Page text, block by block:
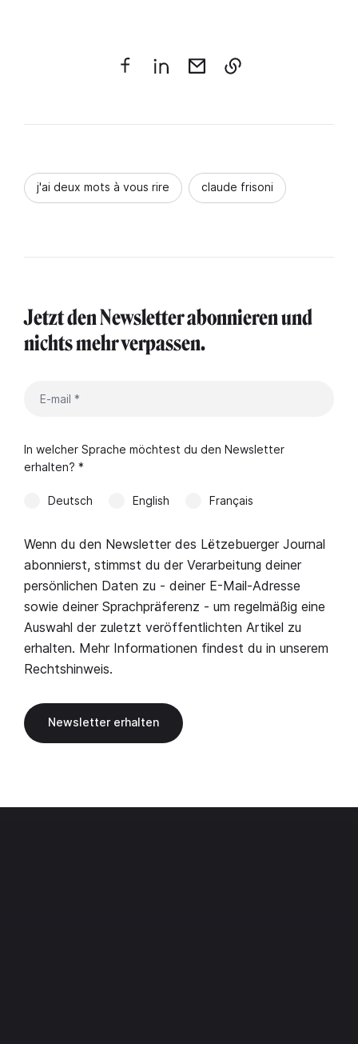
j'ai deux mots à vous rire claude frisoni
Jetzt den Newsletter abonnieren und
nichts mehr verpassen.
In welcher Sprache möchtest du den Newsletter
erhalten? *
Deutsch English Français
Wenn du den Newsletter des Lëtzebuerger Journal
abonnierst, stimmst du der Verarbeitung deiner
persönlichen Daten zu - deiner E-Mail-Adresse
sowie deiner Sprachpräferenz - um regelmäßig eine
Auswahl der zuletzt veröffentlichten Artikel zu
erhalten. Mehr Informationen findest du in unserem
Rechtshinweis.